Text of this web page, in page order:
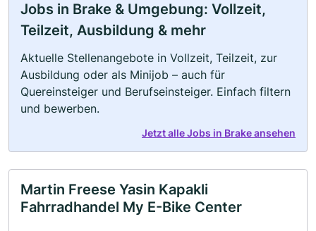
Jobs in Brake & Umgebung: Vollzeit,
Teilzeit, Ausbildung & mehr
Aktuelle Stellenangebote in Vollzeit, Teilzeit, zur
Ausbildung oder als Minijob – auch für
Quereinsteiger und Berufseinsteiger. Einfach filtern
und bewerben.
Jetzt alle Jobs in Brake ansehen
Martin Freese Yasin Kapakli
Fahrradhandel My E-Bike Center